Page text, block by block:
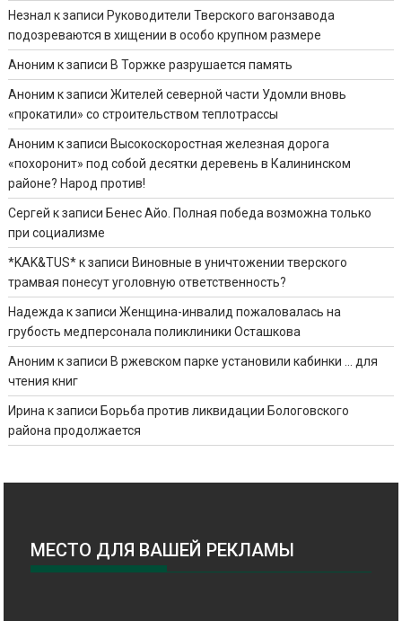
Незнал к записи Руководители Тверского вагонзавода
подозреваются в хищении в особо крупном размере
Аноним к записи В Торжке разрушается память
Аноним к записиЖителей северной части Удомли вновь
«прокатили» со строительством теплотрассы
Аноним к записи Высокоскоростная железная дорога
«похоронит» под собой десятки деревень в Калининском
районе? Народ против!
Сергей к записи Бенес Айо. Полная победа возможна только
при социализме
*KAK&TUS*к записи Виновные в уничтожении тверского
трамвая понесут уголовную ответственность?
Надежда к записиЖенщина-инвалид пожаловалась на
грубость медперсонала поликлиники Осташкова
Аноним к записи В ржевском парке установили кабинки … для
чтения книг
Ирина к записи Борьба против ликвидации Бологовского
района продолжается
МЕСТО ДЛЯ ВАШЕЙ РЕКЛАМЫ